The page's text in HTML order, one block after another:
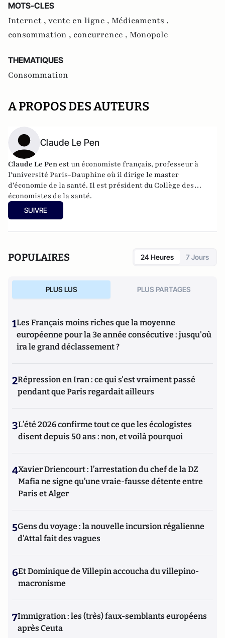
MOTS-CLES
Internet , vente en ligne , Médicaments ,
consommation , concurrence , Monopole
THEMATIQUES
Consommation
A PROPOS DES AUTEURS
Claude Le Pen
Claude Le Pen est un économiste français, professeur à
l'université Paris-Dauphine où il dirige le master
d’économie de la santé. Il est président du Collège des
économistes de la santé.
SUIVRE
POPULAIRES 24 Heures 7 Jours
PLUS LUS PLUS PARTAGES
1Les Français moins riches que la moyenne
européenne pour la 3e année consécutive : jusqu'où
ira le grand déclassement ?
2Répression en Iran : ce qui s'est vraiment passé
pendant que Paris regardait ailleurs
3L’été 2026 confirme tout ce que les écologistes
disent depuis 50 ans : non, et voilà pourquoi
4Xavier Driencourt : l’arrestation du chef de la DZ
Mafia ne signe qu’une vraie-fausse détente entre
Paris et Alger
5Gens du voyage : la nouvelle incursion régalienne
d'Attal fait des vagues
6Et Dominique de Villepin accoucha du villepino-
macronisme
7Immigration : les (très) faux-semblants européens
après Ceuta